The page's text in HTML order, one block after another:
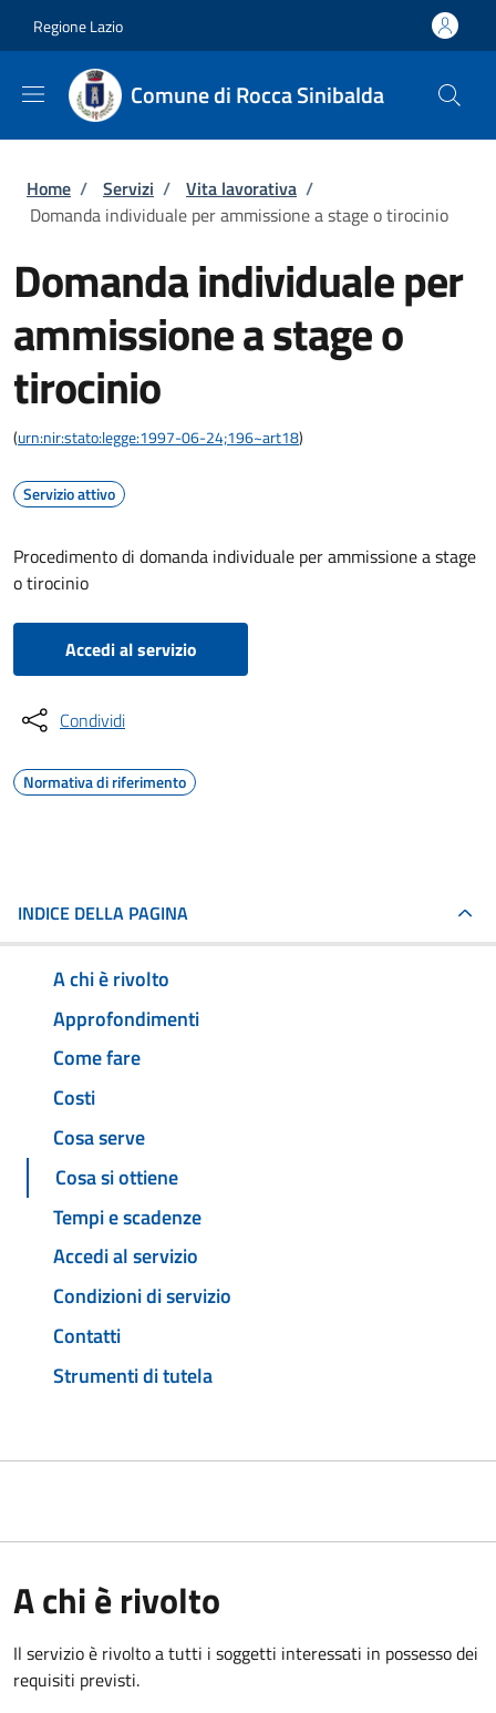
Regione Lazio
Comune di Rocca Sinibalda
Briciole di pane
Home / Servizi / Vita lavorativa /
Domanda individuale per ammissione a stage o tirocinio
Domanda individuale per
ammissione a stage o
tirocinio
(urn:nir:stato:legge:1997-06-24;196~art18)
Servizio attivo
Procedimento di domanda individuale per ammissione a stage
o tirocinio
Accedi al servizio
Condividi
Normativa di riferimento
INDICE DELLA PAGINA
A chi è rivolto
Approfondimenti
Come fare
Costi
Cosa serve
Cosa si ottiene
Tempi e scadenze
Accedi al servizio
Condizioni di servizio
Contatti
Strumenti di tutela
A chi è rivolto
Il servizio è rivolto a tutti i soggetti interessati in possesso dei
requisiti previsti.